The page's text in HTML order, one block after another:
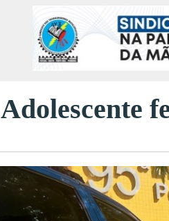
Adolescente